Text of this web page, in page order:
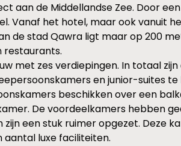
aan de Middellandse Zee. Door
Vanaf het hotel, maar ook vanuit
de stad Qawra ligt maar op 200
restaurants.
met zes verdiepingen. In totaal
en junior-suites
beschikken over een
De voordeelkamers hebben
een stuk ruimer opgezet. Deze
luxe faciliteiten.